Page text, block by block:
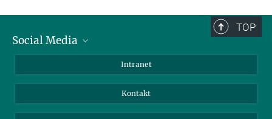
TOP
Social Media
Intranet
Kontakt